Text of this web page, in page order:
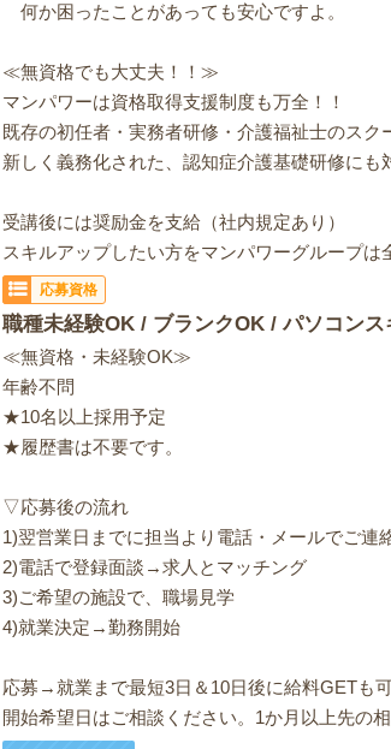
何か困ったことがあっても安心ですよ。
≪無資格でも大丈夫！！≫
マンパワーは資格取得支援制度も万全！！
既存の初任者・実務者研修・介護福祉士のスク
新しく義務化された、認知症介護基礎研修にも
受講後には奨励金を支給（社内規定あり）
スキルアップしたい方をマンパワーグループは
応募資格
職種未経験OK / ブランクOK / パソコン
≪無資格・未経験OK≫
年齢不問
★10名以上採用予定
★履歴書は不要です。
▽応募後の流れ
1)翌営業日までに担当より電話・メールでご連
2)電話で登録面談→求人とマッチング
3)ご希望の施設で、職場見学
4)就業決定→勤務開始
応募→就業まで最短3日＆10日後に給料GETも可
開始希望日はご相談ください。1か月以上先の相